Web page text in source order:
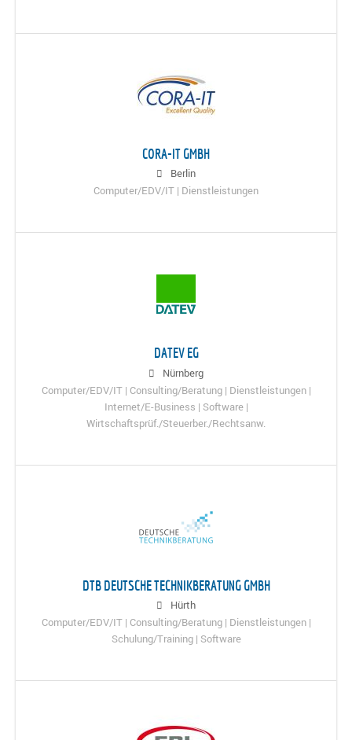
CORA-IT GMBH
Berlin
Computer/EDV/IT | Dienstleistungen
DATEV EG
Nürnberg
Computer/EDV/IT | Consulting/Beratung | Dienstleistungen |
Internet/E-Business | Software |
Wirtschaftsprüf./Steuerber./Rechtsanw.
DTB DEUTSCHE TECHNIKBERATUNG GMBH
Hürth
Computer/EDV/IT | Consulting/Beratung | Dienstleistungen |
Schulung/Training | Software